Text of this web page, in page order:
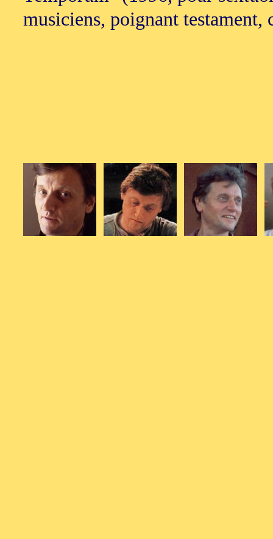
musiciens, poignant testament,